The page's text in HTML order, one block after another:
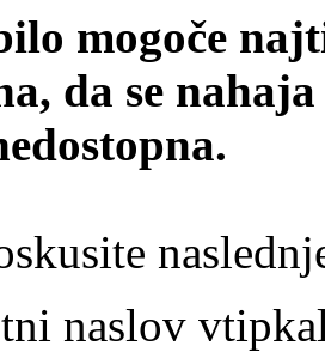
mogoče
da se
naslov